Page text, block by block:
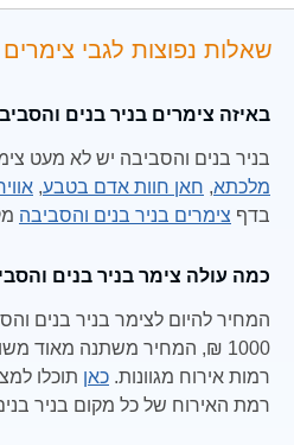
שאלות נפוצות לגבי
באיזה צימרים בניר בנים
בניר בנים והסביבה יש לא מעט
מלכתא, חאן חוות אדם בטבע,
בדף צימרים בניר בנים והסביבה
כמה עולה צימר בניר בנים
1000 ₪, המחיר משתנה מאוד
רמות אירוח מגוונות. כאן תוכלו
רמת האירוח של כל מקום בניר